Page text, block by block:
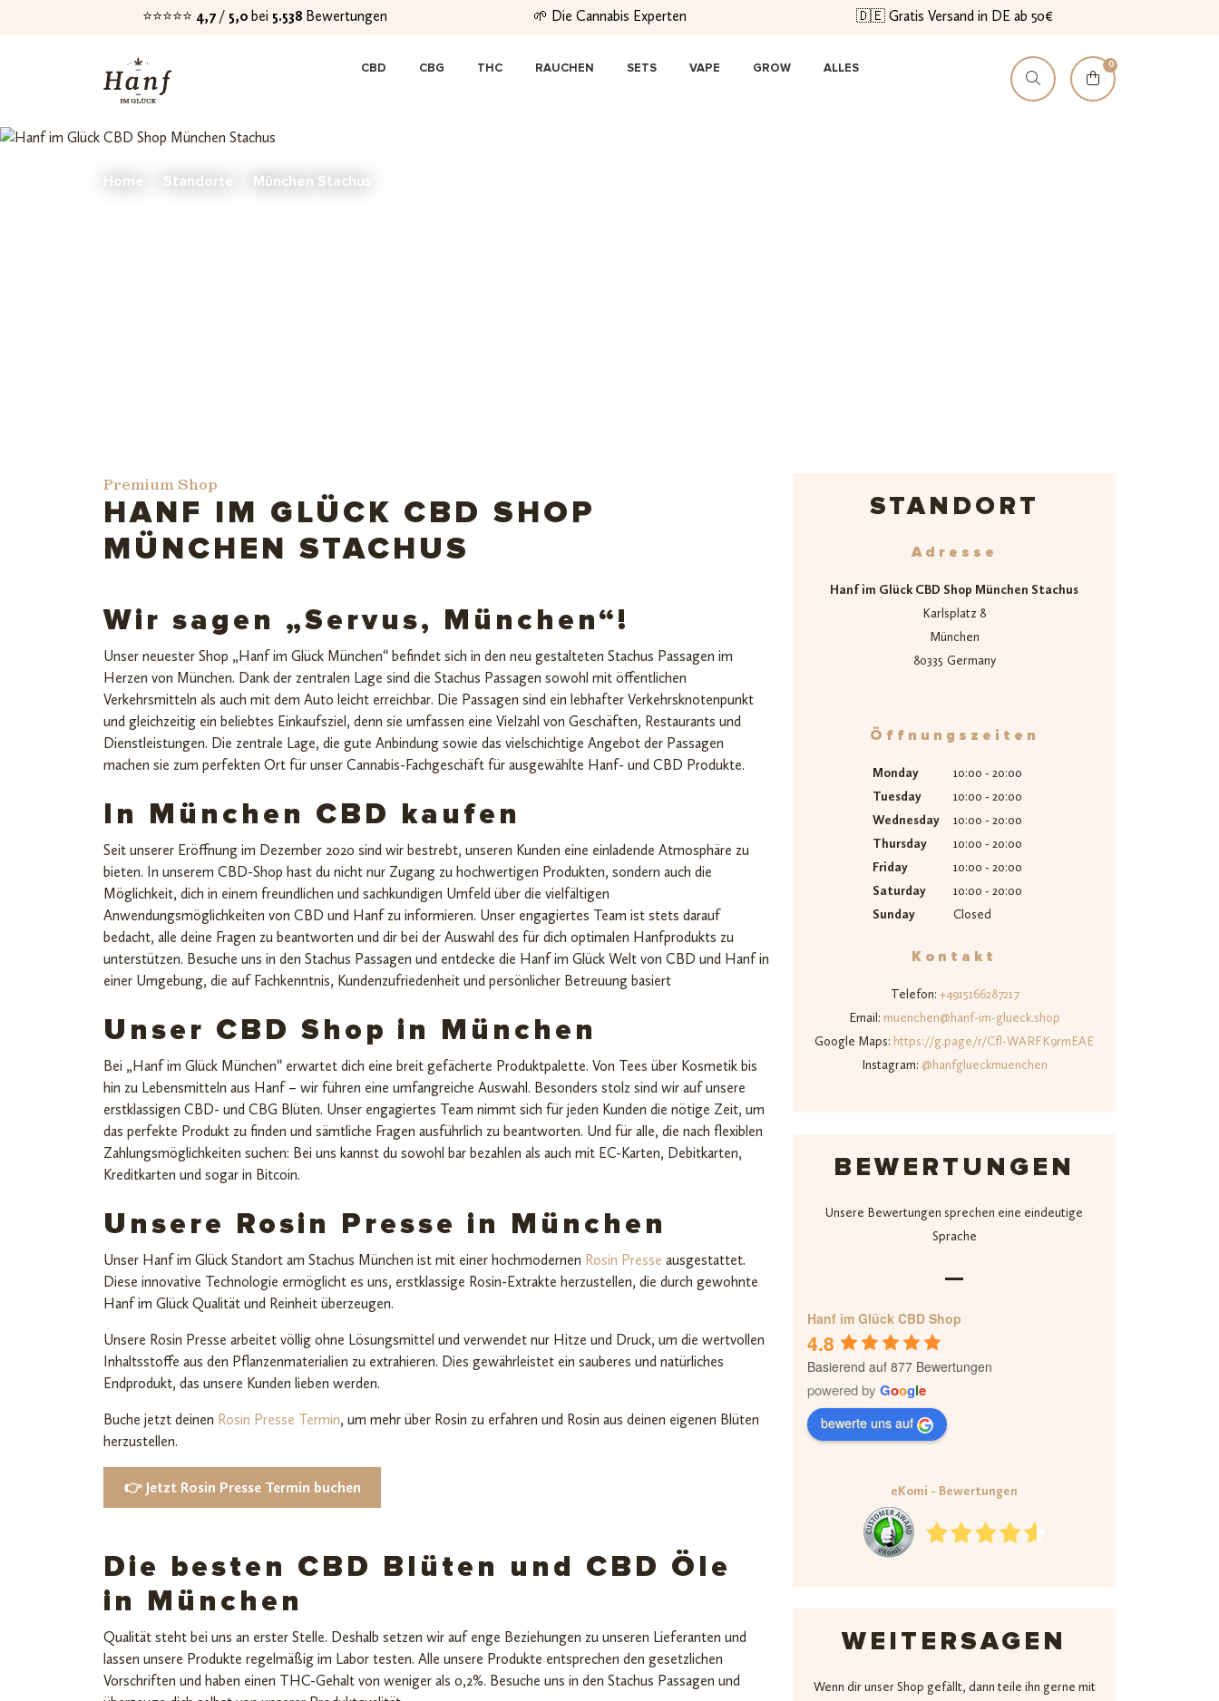
⭐⭐⭐⭐⭐ 4,7/ 5,0 bei 5.538 Bewertungen 🌱 Die Cannabis Experten 🇩🇪 Gratis Versand in DE ab 50€
Zur
Navigation
Zum
Inhalt
CBD CBG THC RAUCHEN SETS VAPE GROW ALLES 0
Home Standorte München Stachus
Premium Shop
HANF IM GLÜCK CBD SHOP
MÜNCHEN STACHUS
Wir sagen „Servus, München“!
Unser neuester Shop „Hanf im Glück München“ befindet sich in den neu gestalteten Stachus Passagen im
Herzen von München. Dank der zentralen Lage sind die Stachus Passagen sowohl mit öffentlichen
Verkehrsmitteln als auch mit dem Auto leicht erreichbar. Die Passagen sind ein lebhafter Verkehrsknotenpunkt
und gleichzeitig ein beliebtes Einkaufsziel, denn sie umfassen eine Vielzahl von Geschäften, Restaurants und
Dienstleistungen. Die zentrale Lage, die gute Anbindung sowie das vielschichtige Angebot der Passagen
machen sie zum perfekten Ort für unser Cannabis-Fachgeschäft für ausgewählte Hanf- und CBD Produkte.
In München CBD kaufen
Seit unserer Eröffnung im Dezember 2020 sind wir bestrebt, unseren Kunden eine einladende Atmosphäre zu
bieten. In unserem CBD-Shop hast du nicht nur Zugang zu hochwertigen Produkten, sondern auch die
Möglichkeit, dich in einem freundlichen und sachkundigen Umfeld über die vielfältigen
Anwendungsmöglichkeiten von CBD und Hanf zu informieren. Unser engagiertes Team ist stets darauf
bedacht, alle deine Fragen zu beantworten und dir bei der Auswahl des für dich optimalen Hanfprodukts zu
unterstützen. Besuche uns in den Stachus Passagen und entdecke die Hanf im Glück Welt von CBD und Hanf in
einer Umgebung, die auf Fachkenntnis, Kundenzufriedenheit und persönlicher Betreuung basiert
Unser CBD Shop in München
Bei „Hanf im Glück München“ erwartet dich eine breit gefächerte Produktpalette. Von Tees über Kosmetik bis
hin zu Lebensmitteln aus Hanf – wir führen eine umfangreiche Auswahl. Besonders stolz sind wir auf unsere
erstklassigen CBD- und CBG Blüten. Unser engagiertes Team nimmt sich für jeden Kunden die nötige Zeit, um
das perfekte Produkt zu finden und sämtliche Fragen ausführlich zu beantworten. Und für alle, die nach flexiblen
Zahlungsmöglichkeiten suchen: Bei uns kannst du sowohl bar bezahlen als auch mit EC-Karten, Debitkarten,
Kreditkarten und sogar in Bitcoin.
Unsere Rosin Presse in München
Unser Hanf im Glück Standort am Stachus München ist mit einer hochmodernen Rosin Presse ausgestattet.
Diese innovative Technologie ermöglicht es uns, erstklassige Rosin-Extrakte herzustellen, die durch gewohnte
Hanf im Glück Qualität und Reinheit überzeugen.
Unsere Rosin Presse arbeitet völlig ohne Lösungsmittel und verwendet nur Hitze und Druck, um die wertvollen
Inhaltsstoffe aus den Pflanzenmaterialien zu extrahieren. Dies gewährleistet ein sauberes und natürliches
Endprodukt, das unsere Kunden lieben werden.
Buche jetzt deinen Rosin Presse Termin, um mehr über Rosin zu erfahren und Rosin aus deinen eigenen Blüten
herzustellen.
👉 Jetzt Rosin Presse Termin buchen
Die besten CBD Blüten und CBD Öle
in München
Qualität steht bei uns an erster Stelle. Deshalb setzen wir auf enge Beziehungen zu unseren Lieferanten und
lassen unsere Produkte regelmäßig im Labor testen. Alle unsere Produkte entsprechen den gesetzlichen
Vorschriften und haben einen THC-Gehalt von weniger als 0,2%. Besuche uns in den Stachus Passagen und
STANDORT
Adresse
Hanf im Glück CBD Shop München Stachus
Karlsplatz 8
München
80335 Germany
Öffnungszeiten
Monday
10:00 - 20:00
Tuesday
10:00 - 20:00
Wednesday
10:00 - 20:00
Thursday
10:00 - 20:00
Friday
10:00 - 20:00
Saturday
10:00 - 20:00
Sunday
Closed
Kontakt
Telefon: +4915166287217‬
Email: muenchen@hanf-im-glueck.shop
Google Maps: https://g.page/r/Cfl-WARFK9rmEAE
Instagram: @hanfglueckmuenchen
BEWERTUNGEN
Unsere Bewertungen sprechen eine eindeutige
Sprache
Hanf im Glück CBD Shop
4.8
Basierend auf 877 Bewertungen
powered by Google
bewerte uns auf
eKomi - Bewertungen
WEITERSAGEN
Wenn dir unser Shop gefällt, dann teile ihn gerne mit